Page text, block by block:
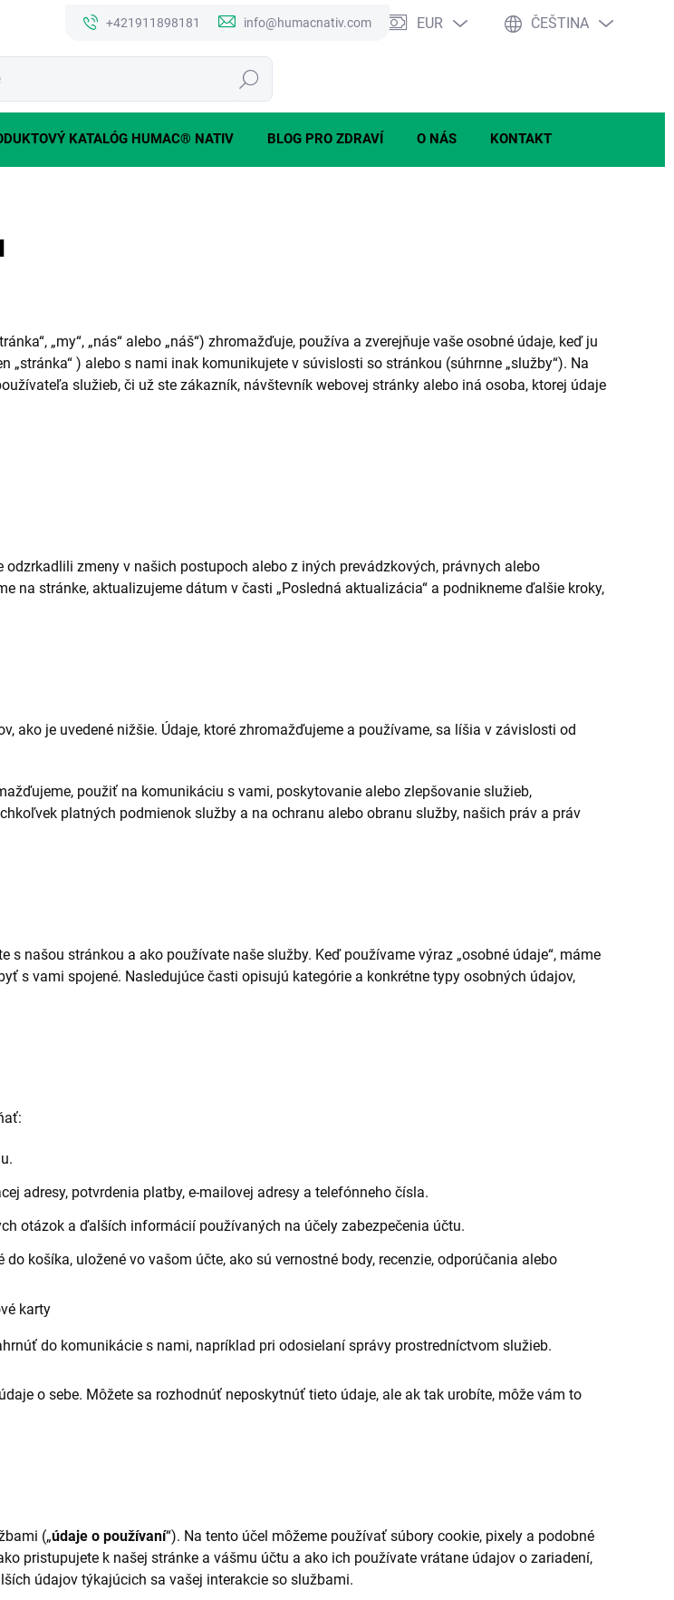
+421911898181 info@humacnativ.com EUR ČEŠTINA
Hledat
KATALÓG HUMAC® NATIV BLOG PRO ZDRAVÍ O NÁS KONTAKT
„my“, „nás“ alebo „náš“) zhromažďuje, používa a zverejňuje vaše osobné údaje, keď ju
) alebo s nami inak komunikujete v súvislosti so stránkou (súhrnne „služby“). Na
služieb, či už ste zákazník, návštevník webovej stránky alebo iná osoba, ktorej údaje
zmeny v našich postupoch alebo z iných prevádzkových, právnych alebo
na stránke, aktualizujeme dátum v časti „Posledná aktualizácia“ a podnikneme ďalšie kroky,
ako je uvedené nižšie. Údaje, ktoré zhromažďujeme a používame, sa líšia v závislosti od
použiť na komunikáciu s vami, poskytovanie alebo zlepšovanie služieb,
platných podmienok služby a na ochranu alebo obranu služby, našich práv a práv
našou stránkou a ako používate naše služby. Keď používame výraz „osobné údaje“, máme
s vami spojené. Nasledujúce časti opisujú kategórie a konkrétne typy osobných údajov,
adresy, potvrdenia platby, e-mailovej adresy a telefónneho čísla.
otázok a ďalších informácií používaných na účely zabezpečenia účtu.
košíka, uložené vo vašom účte, ako sú vernostné body, recenzie, odporúčania alebo
karty
do komunikácie s nami, napríklad pri odosielaní správy prostredníctvom služieb.
o sebe. Môžete sa rozhodnúť neposkytnúť tieto údaje, ale ak tak urobíte, môže vám to
(„údaje o používaní“). Na tento účel môžeme používať súbory cookie, pixely a podobné
pristupujete k našej stránke a vášmu účtu a ako ich používate vrátane údajov o zariadení,
údajov týkajúcich sa vašej interakcie so službami.